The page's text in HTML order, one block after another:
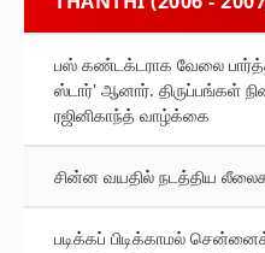
பஸ் கண்டக்டராக வேலை
ஸ்டார்' ஆனார். திருப்பங்கள்
ரஜினிகாந்த் வாழ்க்கை
சின்ன வயதில் நடத்திய
படிக்கப் பிடிக்காமல்